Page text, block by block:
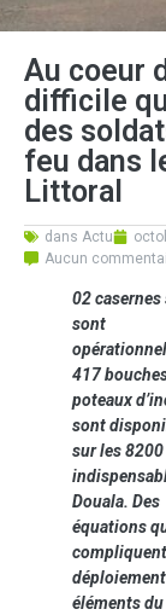
Au coeur
difficile
des
feu dans
Littoral
dans Actu
Aucun
02 casernes
sont
417
poteaux
sont
sur les 8200
Douala. Des
équations
éléments